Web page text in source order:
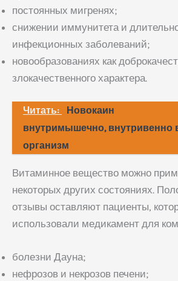
постоянных мигренях;
снижении иммунитета и
инфекционных заболеваний;
новообразованиях как
злокачественного характера.
Читать:
Новокаин
внутримышечно, внутривенно
организм
Витаминное вещество можно
некоторых других состояниях.
отзывы оставляют пациенты,
использовали медикамент для
болезни Дауна;
нефрозов и некрозов печени;